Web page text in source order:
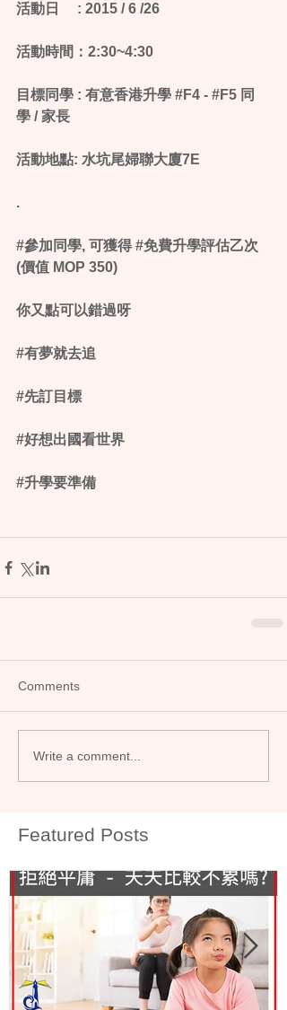
活動日 　: 2015 / 6 /26
活動時間：2:30~4:30
目標同學 : 有意香港升學 ‪#‎F4‬ - ‪#‎F5‬ 同
學 / 家長
活動地點: 水坑尾婦聯大廈7E
.
‪#‎參加同學‬, 可獲得 ‪#‎免費升學評估乙次‬
(價值 MOP 350)
你又點可以錯過呀
‪#‎有夢就去追‬
‪#‎先訂目標‬
‪#‎好想出國看世界‬
‪#‎升學要準備‬
Comments
Write a comment...
Featured Posts